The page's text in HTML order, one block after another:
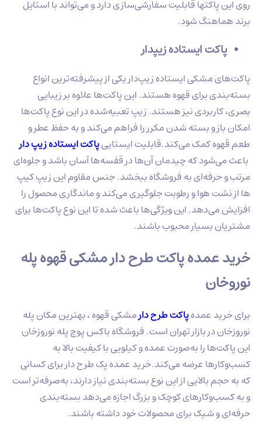
روی این پاکتها قابلیت سفارشی‌سازی دارد و می‌تواند با استایل
برند هماهنگ شود.
پاکت ایستاده زیپدار
پاکت‌های مشکی ایستاده زیپ‌دار یکی از پیشرفته‌ترین انواع
بسته‌بندی برای قهوه هستند. این پاکت‌ها علاوه بر زیبایی
بصری، کاربردی نیز هستند. زیپ تعبیه‌شده در این نوع پاکت‌ها
امکان باز و بسته شدن مکرر را فراهم می‌کند و به حفظ عطر و
طعم قهوه کمک می‌کند.قابلیت ایستاییپاکت ایستاده زیپ‌ دار
باعث می‌شود که چیدمان آن‌ها در قفسه‌ها آسان باشد و جلوه‌ای
مرتب و حرفه‌ای به فروشگاه ببخشد. جنس مقاوم این زیپ کیپ
ها از نشت هوا و رطوبت جلوگیری می‌کند و ماندگاری محصول را
افزایش می‌دهد. این ویژگی‌ها باعث شده تا این نوع پاکت‌ها برای
مشتریان بسیار محبوب باشند.
خرید عمده پاکت طرح دار مشکی قهوه پله
نوروخان
برای خرید عمدهپاکت طرح دارمشکی قهوه ، بهترین مکان پله
نوروزخان در بازار تهران است. فروشگاه باکس پوچ پله نوروزخان
این پاکت‌ها را به‌صورت عمده و کیلویی با کیفیت بالا به
کسب‌وکارها عرضه می‌کند.خرید عمده پک طرح دار برای کسانی
که به حجم بالایی از این نوع بسته‌بندی نیاز دارند، به‌صرفه‌تر است
و به کسب‌وکارهای کوچک و بزرگ اجازه می‌دهد بسته‌بندی
حرفه‌ای و شیک برای محصولات خود داشته باشند.